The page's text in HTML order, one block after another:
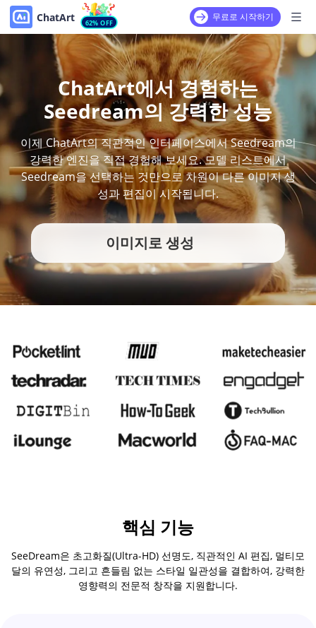
ChatArt 62% OFF 무료로 시작하기
ChatArt에서 경험하는
Seedream의 강력한 성능
이제 ChatArt의 직관적인 인터페이스에서 Seedream의
강력한 엔진을 직접 경험해 보세요. 모델 리스트에서
Seedream을 선택하는 것만으로 차원이 다른 이미지 생
성과 편집이 시작됩니다.
이미지로 생성
핵심 기능
SeeDream은 초고화질(Ultra-HD) 선명도, 직관적인 AI 편집, 멀티모
달의 유연성, 그리고 흔들림 없는 스타일 일관성을 결합하여, 강력한
영향력의 전문적 창작을 지원합니다.